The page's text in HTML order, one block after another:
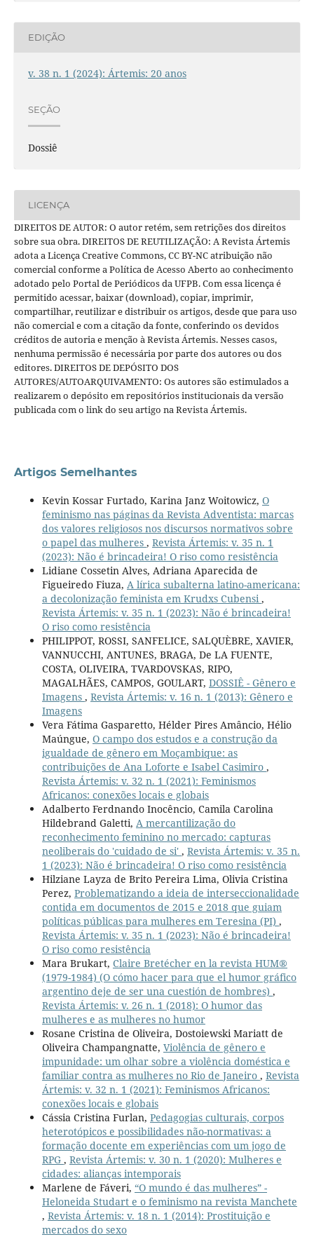
EDIÇÃO
v. 38 n. 1 (2024): Ártemis: 20 anos
SEÇÃO
Dossiê
LICENÇA
DIREITOS DE AUTOR: O autor retém, sem retrições dos direitos
sobre sua obra. DIREITOS DE REUTILIZAÇÃO: A Revista Ártemis
adota a Licença Creative Commons, CC BY-NC atribuição não
comercial conforme a Política de Acesso Aberto ao conhecimento
adotado pelo Portal de Periódicos da UFPB. Com essa licença é
permitido acessar, baixar (download), copiar, imprimir,
compartilhar, reutilizar e distribuir os artigos, desde que para uso
não comercial e com a citação da fonte, conferindo os devidos
créditos de autoria e menção à Revista Ártemis. Nesses casos,
nenhuma permissão é necessária por parte dos autores ou dos
editores. DIREITOS DE DEPÓSITO DOS
AUTORES/AUTOARQUIVAMENTO: Os autores são estimulados a
realizarem o depósito em repositórios institucionais da versão
publicada com o link do seu artigo na Revista Ártemis.
Artigos Semelhantes
Kevin Kossar Furtado, Karina Janz Woitowicz, O
feminismo nas páginas da Revista Adventista: marcas
dos valores religiosos nos discursos normativos sobre
o papel das mulheres , Revista Ártemis: v. 35 n. 1
(2023): Não é brincadeira! O riso como resistência
Lidiane Cossetin Alves, Adriana Aparecida de
Figueiredo Fiuza, A lírica subalterna latino-americana:
a decolonização feminista em Krudxs Cubensi ,
Revista Ártemis: v. 35 n. 1 (2023): Não é brincadeira!
O riso como resistência
PHILIPPOT, ROSSI, SANFELICE, SALQUÈBRE, XAVIER,
VANNUCCHI, ANTUNES, BRAGA, De LA FUENTE,
COSTA, OLIVEIRA, TVARDOVSKAS, RIPO,
MAGALHÃES, CAMPOS, GOULART, DOSSIÊ - Gênero e
Imagens , Revista Ártemis: v. 16 n. 1 (2013): Gênero e
Imagens
Vera Fátima Gasparetto, Hélder Pires Amâncio, Hélio
Maúngue, O campo dos estudos e a construção da
igualdade de gênero em Moçambique: as
contribuições de Ana Loforte e Isabel Casimiro ,
Revista Ártemis: v. 32 n. 1 (2021): Feminismos
Africanos: conexões locais e globais
Adalberto Ferdnando Inocêncio, Camila Carolina
Hildebrand Galetti, A mercantilização do
reconhecimento feminino no mercado: capturas
neoliberais do 'cuidado de si' , Revista Ártemis: v. 35 n.
1 (2023): Não é brincadeira! O riso como resistência
Hilziane Layza de Brito Pereira Lima, Olivia Cristina
Perez, Problematizando a ideia de interseccionalidade
contida em documentos de 2015 e 2018 que guiam
políticas públicas para mulheres em Teresina (PI) ,
Revista Ártemis: v. 35 n. 1 (2023): Não é brincadeira!
O riso como resistência
Mara Brukart, Claire Bretécher en la revista HUM®
(1979-1984) (O cómo hacer para que el humor gráfico
argentino deje de ser una cuestión de hombres) ,
Revista Ártemis: v. 26 n. 1 (2018): O humor das
mulheres e as mulheres no humor
Rosane Cristina de Oliveira, Dostoiewski Mariatt de
Oliveira Champangnatte, Violência de gênero e
impunidade: um olhar sobre a violência doméstica e
familiar contra as mulheres no Rio de Janeiro , Revista
Ártemis: v. 32 n. 1 (2021): Feminismos Africanos:
conexões locais e globais
Cássia Cristina Furlan, Pedagogias culturais, corpos
heterotópicos e possibilidades não-normativas: a
formação docente em experiências com um jogo de
RPG , Revista Ártemis: v. 30 n. 1 (2020): Mulheres e
cidades: alianças intemporais
Marlene de Fáveri, “O mundo é das mulheres” -
Heloneida Studart e o feminismo na revista Manchete
, Revista Ártemis: v. 18 n. 1 (2014): Prostituição e
mercados do sexo